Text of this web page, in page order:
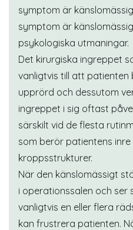
symptom är
symptom är
psykologiska utmaningar.
Det kirurgiska ingreppet
vanligtvis till att patienten
upprörd och dessutom
ingreppet i sig oftast
särskilt vid de flesta
som berör patientens
kroppsstrukturer.
När den känslomässigt
i operationssalen och ser
vanligtvis en eller flera
kan frustrera patienten.